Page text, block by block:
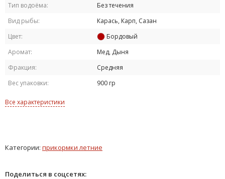
Тип водоёма:
Без течения
Вид рыбы:
Карась, Карп, Сазан
Цвет:
Бордовый
Аромат:
Мед, Дыня
Фракция:
Средняя
Вес упаковки:
900 гр
Все характеристики
Категории: прикормки летние
Поделиться в соцсетях: